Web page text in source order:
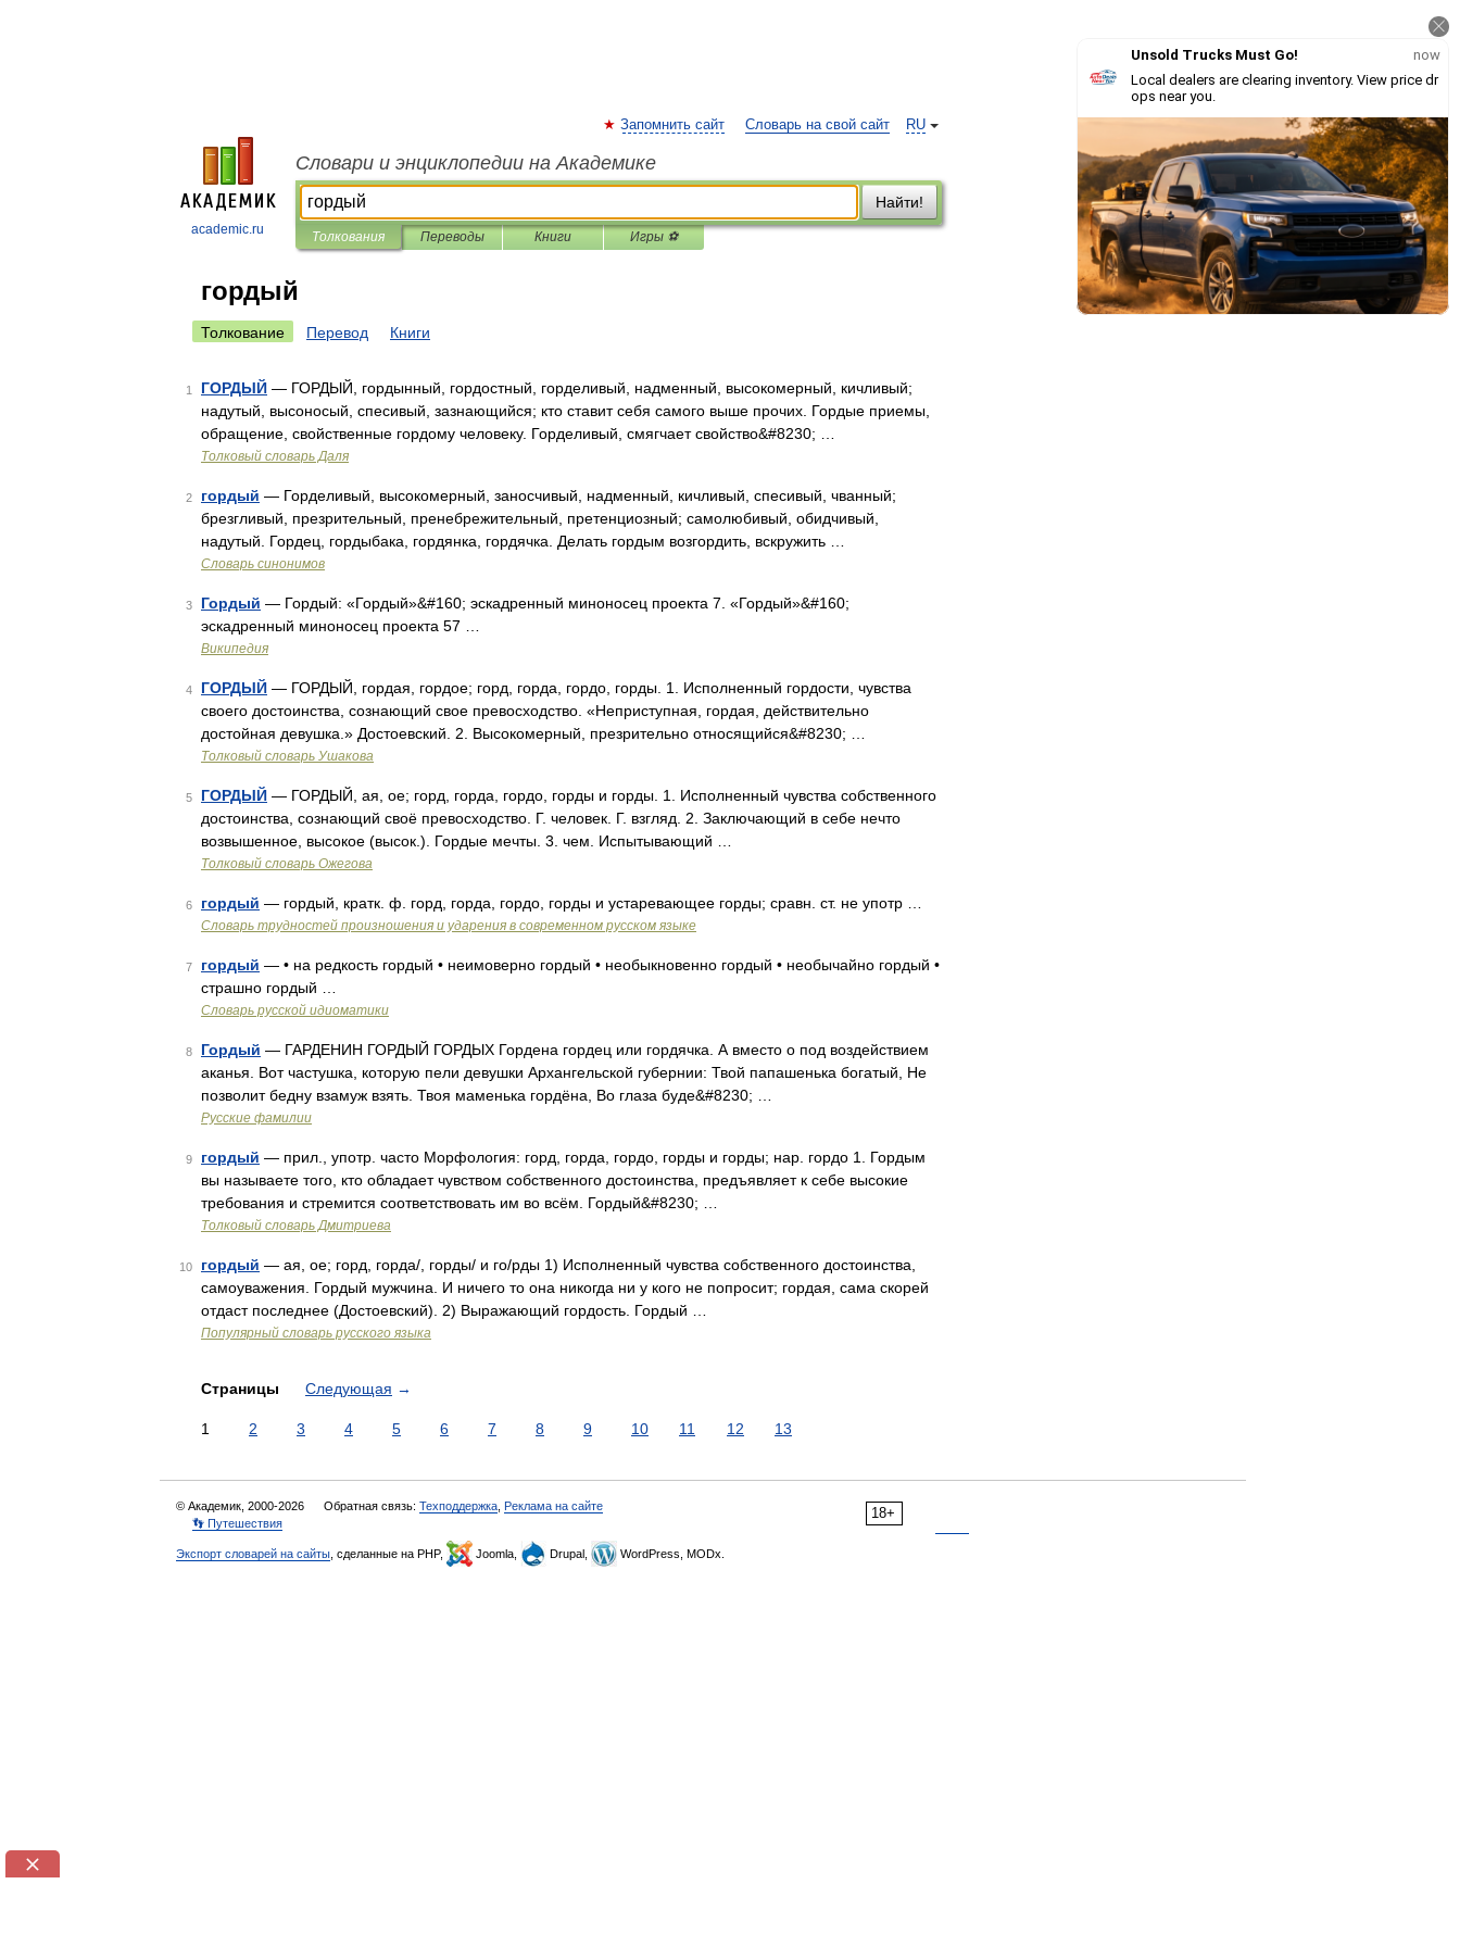
academic.ru
RU
Запомнить сайт Словарь на свой сайт
Словари и энциклопедии на Академике
Найти!
Толкования Переводы Книги Игры ⚽
гордый
Толкование Перевод Книги
1 ГОРДЫЙ — ГОРДЫЙ, гордынный, гордостный, горделивый, надменный, высокомерный, кичливый;
надутый, высоносый, спесивый, зазнающийся; кто ставит себя самого выше прочих. Гордые приемы,
обращение, свойственные гордому человеку. Горделивый, смягчает свойство&#8230; …
Толковый словарь Даля
2 гордый — Горделивый, высокомерный, заносчивый, надменный, кичливый, спесивый, чванный;
брезгливый, презрительный, пренебрежительный, претенциозный; самолюбивый, обидчивый,
надутый. Гордец, гордыбака, гордянка, гордячка. Делать гордым возгордить, вскружить …
Словарь синонимов
3 Гордый — Гордый: «Гордый»&#160; эскадренный миноносец проекта 7. «Гордый»&#160;
эскадренный миноносец проекта 57 …
Википедия
4 ГОРДЫЙ — ГОРДЫЙ, гордая, гордое; горд, горда, гордо, горды. 1. Исполненный гордости, чувства
своего достоинства, сознающий свое превосходство. «Неприступная, гордая, действительно
достойная девушка.» Достоевский. 2. Высокомерный, презрительно относящийся&#8230; …
Толковый словарь Ушакова
5 ГОРДЫЙ — ГОРДЫЙ, ая, ое; горд, горда, гордо, горды и горды. 1. Исполненный чувства собственного
достоинства, сознающий своё превосходство. Г. человек. Г. взгляд. 2. Заключающий в себе нечто
возвышенное, высокое (высок.). Гордые мечты. 3. чем. Испытывающий …
Толковый словарь Ожегова
6 гордый — гордый, кратк. ф. горд, горда, гордо, горды и устаревающее горды; сравн. ст. не употр …
Словарь трудностей произношения и ударения в современном русском языке
7 гордый — • на редкость гордый • неимоверно гордый • необыкновенно гордый • необычайно гордый •
страшно гордый …
Словарь русской идиоматики
8 Гордый — ГАРДЕНИН ГОРДЫЙ ГОРДЫХ Гордена гордец или гордячка. А вместо о под воздействием
аканья. Вот частушка, которую пели девушки Архангельской губернии: Твой папашенька богатый, Не
позволит бедну взамуж взять. Твоя маменька гордёна, Во глаза буде&#8230; …
Русские фамилии
9 гордый — прил., употр. часто Морфология: горд, горда, гордо, горды и горды; нар. гордо 1. Гордым
вы называете того, кто обладает чувством собственного достоинства, предъявляет к себе высокие
требования и стремится соответствовать им во всём. Гордый&#8230; …
Толковый словарь Дмитриева
10 гордый — ая, ое; горд, горда/, горды/ и го/рды 1) Исполненный чувства собственного достоинства,
самоуважения. Гордый мужчина. И ничего то она никогда ни у кого не попросит; гордая, сама скорей
отдаст последнее (Достоевский). 2) Выражающий гордость. Гордый …
Популярный словарь русского языка
Страницы Следующая →
1 2 3 4 5 6 7 8 9 10 11 12 13
18+
© Академик, 2000-2026 Обратная связь: Техподдержка Реклама на сайте
👣 Путешествия
Экспорт словарей на сайты , сделанные на PHP, Joomla, Drupal, WordPress, MODx.